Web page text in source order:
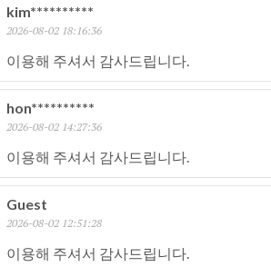
kim**********
2026-08-02 18:16:36
이용해 주셔서 감사드립니다.
hon**********
2026-08-02 14:27:36
이용해 주셔서 감사드립니다.
Guest
2026-08-02 12:51:28
이용해 주셔서 감사드립니다.